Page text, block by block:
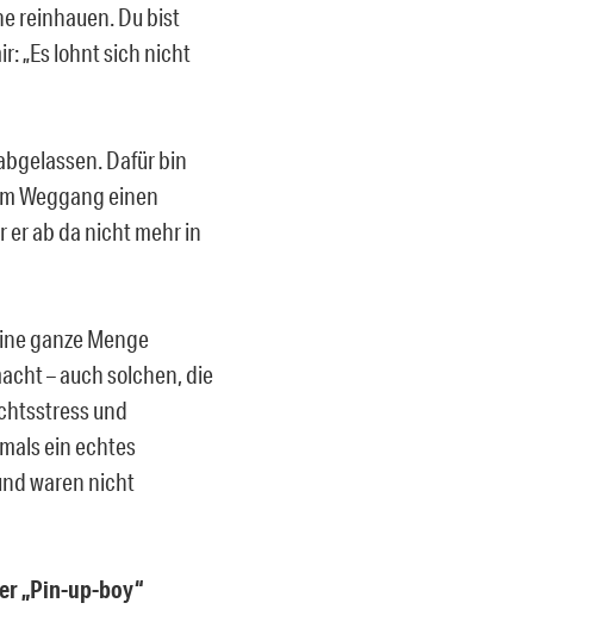
reinhauen. Du bist
„Es lohnt sich nicht
Dafür bin
Weggang einen
er ab da nicht mehr in
ganze Menge
– auch solchen, die
und
ein echtes
waren nicht
„Pin-up-boy“